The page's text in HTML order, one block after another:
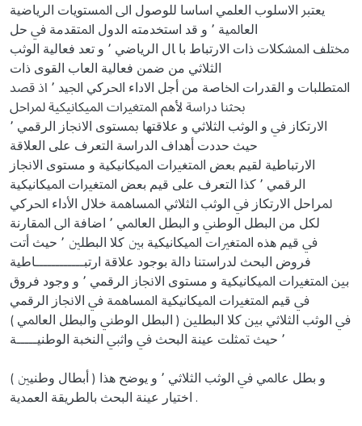
ﻳﻌﺘﱪ اﻻﺳﻠﻮب اﻟﻌﻠﻤﻲ اﺳﺎﺳﺎ ﻟﻠﻮﺻﻮل اﱃ اﳌﺴﺘﻮﻳﺎت اﻟﺮﻳﺎﺿﻴﺔ
اﻟﻌﺎﳌﻴﺔ ٬ و ﻗﺪ اﺳﺘﺨﺪﻣﺘﻪ اﻟﺪول اﳌﺘﻘﺪﻣﺔ ﰲ ﺣﻞ
ﳐﺘﻠﻒ اﳌﺸﻜﻼت ذات اﻻرﺗﺒﺎط ﺑﺎ ﺎل اﻟﺮﻳﺎﺿﻲ ٬ و ﺗﻌﺪ ﻓﻌﺎﻟﻴﺔ اﻟﻮﺛﺐ
اﻟﺜﻼﺛﻲ ﻣﻦ ﺿﻤﻦ ﻓﻌﺎﻟﻴﺔ اﻟﻌﺎب اﻟﻘﻮى ذات
اﳌﺘﻄﻠﺒﺎت و اﻟﻘﺪرات اﳋﺎﺻﺔ ﻣﻦ أﺟﻞ اﻻداء اﳊﺮﻛﻲ اﳉﻴﺪ ٬ اذ ﻗﺼﺪ
ﲝﺜﻨﺎ دراﺳﺔ ﻷﻫﻢ اﳌﺘﻐﲑات اﳌﻴﻜﺎﻧﻴﻜﻴﺔ ﳌﺮاﺣﻞ
اﻻرﺗﻜﺎز ﰲ و اﻟﻮﺛﺐ اﻟﺜﻼﺛﻲ و ﻋﻼﻗﺘﻬﺎ ﲟﺴﺘﻮى اﻻﳒﺎز اﻟﺮﻗﻤﻲ ٬
ﺣﻴﺚ ﺣﺪدت أﻫﺪاف اﻟﺪراﺳﺔ اﻟﺘﻌﺮف ﻋﻠﻰ اﻟﻌﻼﻗﺔ
اﻻرﺗﺒﺎﻃﻴﺔ ﻟﻘﻴﻢ ﺑﻌﺾ اﳌﺘﻐﲑات اﳌﻴﻜﺎﻧﻴﻜﻴﺔ و ﻣﺴﺘﻮى اﻻﳒﺎز
اﻟﺮﻗﻤﻲ ٬ ﻛﺬا اﻟﺘﻌﺮف ﻋﻠﻰ ﻗﻴﻢ ﺑﻌﺾ اﳌﺘﻐﲑات اﳌﻴﻜﺎﻧﻴﻜﻴﺔ
ﳌﺮاﺣﻞ اﻻرﺗﻜﺎز ﰲ اﻟﻮﺛﺐ اﻟﺜﻼﺛﻲ اﳌﺴﺎﳘﺔ ﺧﻼل اﻷداء اﳊﺮﻛﻲ
ﻟﻜﻞ ﻣﻦ اﻟﺒﻄﻞ اﻟﻮﻃﲏ و اﻟﺒﻄﻞ اﻟﻌﺎﳌﻲ ٬ اﺿﺎﻓﺔ اﱃ اﳌﻘﺎرﻧﺔ
ﰲ ﻗﻴﻢ ﻫﺬﻩ اﳌﺘﻐﲑات اﳌﻴﻜﺎﻧﻴﻜﻴﺔ ﺑﲔ ﻛﻼ اﻟﺒﻄﻠﲔ ٬ ﺣﻴﺚ أﺗﺖ
ﻓﺮوض اﻟﺒﺤﺚ ﻟﺪراﺳﺘﻨﺎ داﻟﺔ ﺑﻮﺟﻮد ﻋﻼﻗﺔ ارﺗﺒــــــــــــﺎﻃﻴﺔ
ﺑﲔ اﳌﺘﻐﲑات اﳌﻴﻜﺎﻧﻴﻜﻴﺔ و ﻣﺴﺘﻮى اﻻﳒﺎز اﻟﺮﻗﻤﻲ ٬ و وﺟﻮد ﻓﺮوق
ﰲ ﻗﻴﻢ اﳌﺘﻐﲑات اﳌﻴﻜﺎﻧﻴﻜﻴﺔ اﳌﺴﺎﳘﺔ ﰲ اﻻﳒﺎز اﻟﺮﻗﻤﻲ
ﰲ اﻟﻮﺛﺐ اﻟﺜﻼﺛﻲ ﺑﲔ ﻛﻼ اﻟﺒﻄﻠﲔ ( اﻟﺒﻄﻞ اﻟﻮﻃﲏ واﻟﺒﻄﻞ اﻟﻌﺎﳌﻲ )
٬ ﺣﻴﺚ ﲤﺜﻠﺖ ﻋﻴﻨﺔ اﻟﺒﺤﺚ ﰲ واﺛﱯ اﻟﻨﺨﺒﺔ اﻟﻮﻃﻨﻴـــــﺔ
( أﺑﻄﺎل وﻃﻨﻴﲔ ) و ﺑﻄﻞ ﻋﺎﳌﻲ ﰲ اﻟﻮﺛﺐ اﻟﺜﻼﺛﻲ ٬ و ﻳﻮﺿﺢ ﻫﺬا
اﺧﺘﻴﺎر ﻋﻴﻨﺔ اﻟﺒﺤﺚ ﺑﺎﻟﻄﺮﻳﻘﺔ اﻟﻌﻤﺪﻳﺔ .